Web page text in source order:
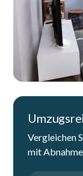
Vergleichen
mit